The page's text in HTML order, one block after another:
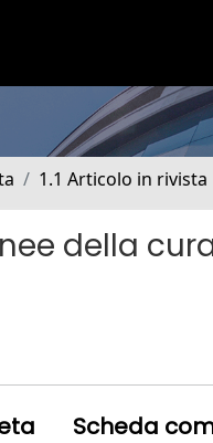
1.1 Articolo in rivista
della
Scheda